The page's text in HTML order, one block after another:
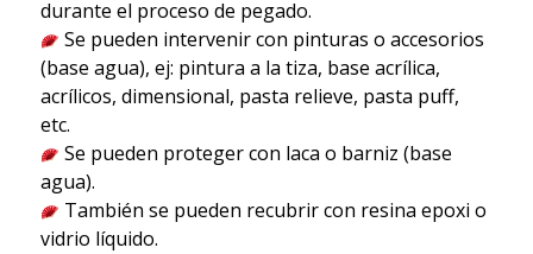
durante el proceso de pegado.
Se pueden intervenir con pinturas o accesorios
(base agua), ej: pintura a la tiza, base acrílica,
acrílicos, dimensional, pasta relieve, pasta puff,
etc.
Se pueden proteger con laca o barniz (base
agua).
También se pueden recubrir con resina epoxi o
vidrio líquido.